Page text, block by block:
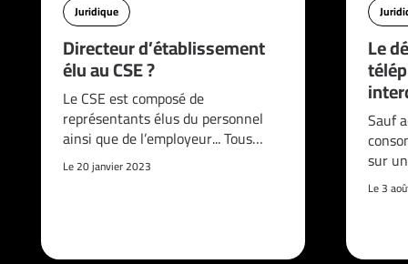
Juridique
Directeur d’établissement
élu au CSE ?
Le CSE est composé de
représentants élus du personnel
ainsi que de l’employeur... Tous…
Le 20 janvier 2023
Le
Sauf
sur
Le 3